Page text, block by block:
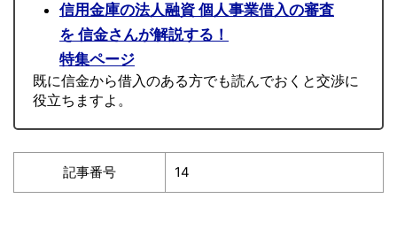
信用金庫の法人融資 個人事業借入の審査
を 信金さんが解説する！
特集ページ
既に信金から借入のある方でも読んでおくと交渉に
役立ちますよ。
記事番号 14